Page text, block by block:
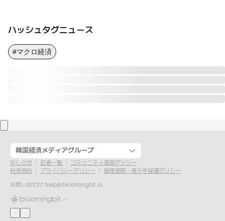
ハッシュタグニュース
#マクロ経済
韓国経済メディアグループ
おしらせ 記者一覧
コミュニティ運営ポリシー
利用規約
プライバシーポリシー
倫理規範・青少年保護ポリシー
お問い合わせ help@bloomingbit.io